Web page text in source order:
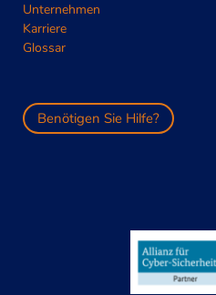
Unternehmen
Karriere
Glossar
Benötigen Sie Hilfe?